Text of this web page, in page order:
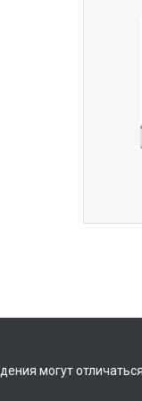
могут